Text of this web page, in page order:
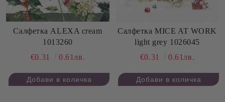
Салфетка ALEXA cream
1013260
€0.31
0.61лв.
Салфетка MICE AT WORK
light grey 1026045
€0.31
0.61лв.